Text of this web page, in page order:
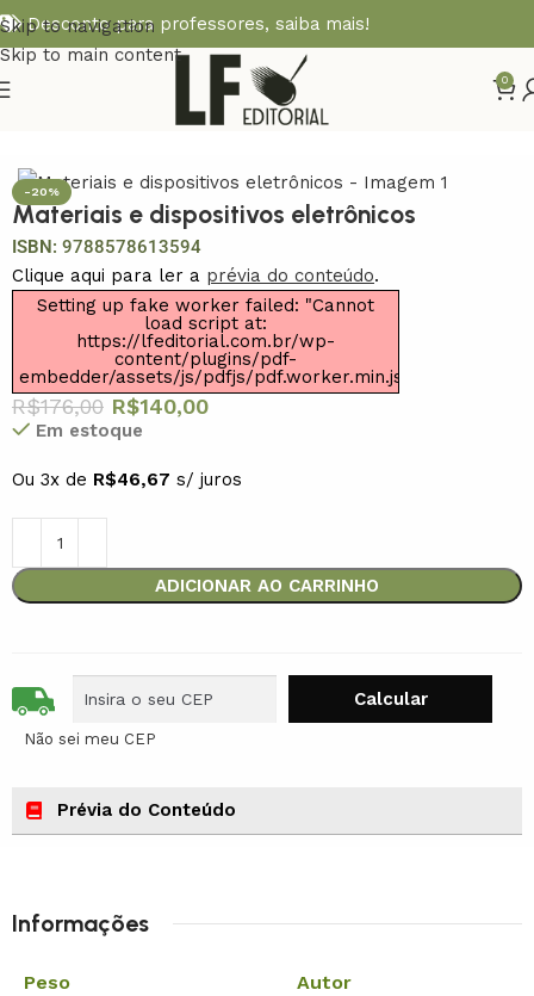
Skip to navigation
Skip to main content
Desconto para professores, saiba mais!
0
Início
-20%
Materiais e dispositivos eletrônicos
ISBN: 9788578613594
Clique aqui para ler a prévia do conteúdo.
Setting up fake worker failed: "Cannot
load script at:
https://lfeditorial.com.br/wp-
content/plugins/pdf-
embedder/assets/js/pdfjs/pdf.worker.min.js".
R$176,00 R$140,00
Em estoque
Ou 3x de R$46,67 s/ juros
ADICIONAR AO CARRINHO
Não sei meu CEP
Prévia do Conteúdo
Informações
Peso Autor